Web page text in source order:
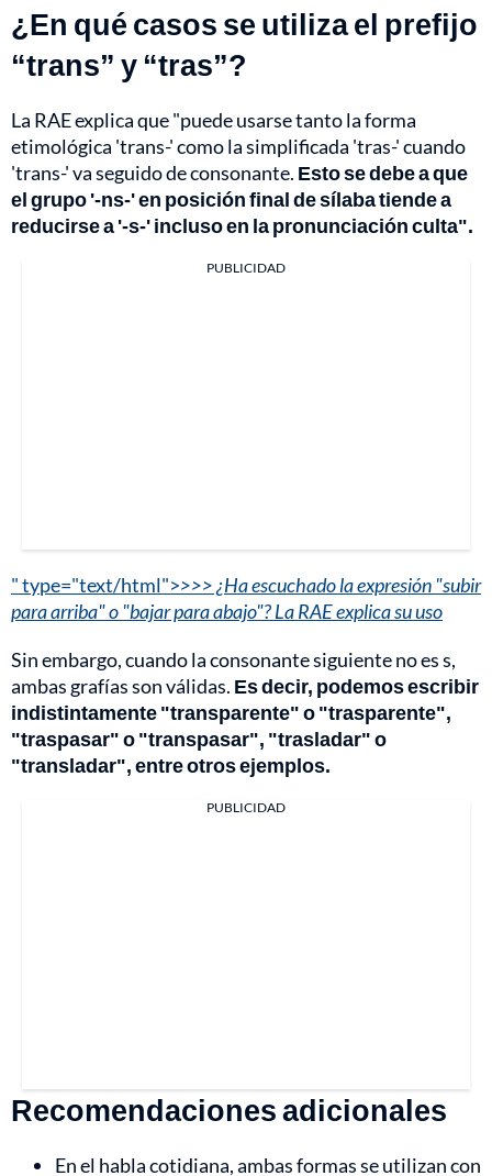
¿En qué casos se utiliza el prefijo
“trans” y “tras”?
La RAE explica que "puede usarse tanto la forma
etimológica 'trans-' como la simplificada 'tras-' cuando
'trans-' va seguido de consonante. Esto se debe a que
el grupo '-ns-' en posición final de sílaba tiende a
reducirse a '-s-' incluso en la pronunciación culta".
PUBLICIDAD
" type="text/html">>>> ¿Ha escuchado la expresión "subir
para arriba" o "bajar para abajo"? La RAE explica su uso
Sin embargo, cuando la consonante siguiente no es s,
ambas grafías son válidas. Es decir, podemos escribir
indistintamente "transparente" o "trasparente",
"traspasar" o "transpasar", "trasladar" o
"transladar", entre otros ejemplos.
PUBLICIDAD
Recomendaciones adicionales
En el habla cotidiana, ambas formas se utilizan con